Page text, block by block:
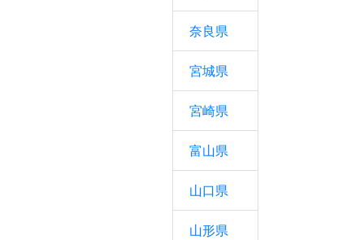
奈良県
宮城県
宮崎県
富山県
山口県
山形県